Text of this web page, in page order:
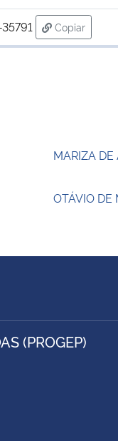
Copiar
para área
MARIZA
OTÁVIO DE
(PROGEP)